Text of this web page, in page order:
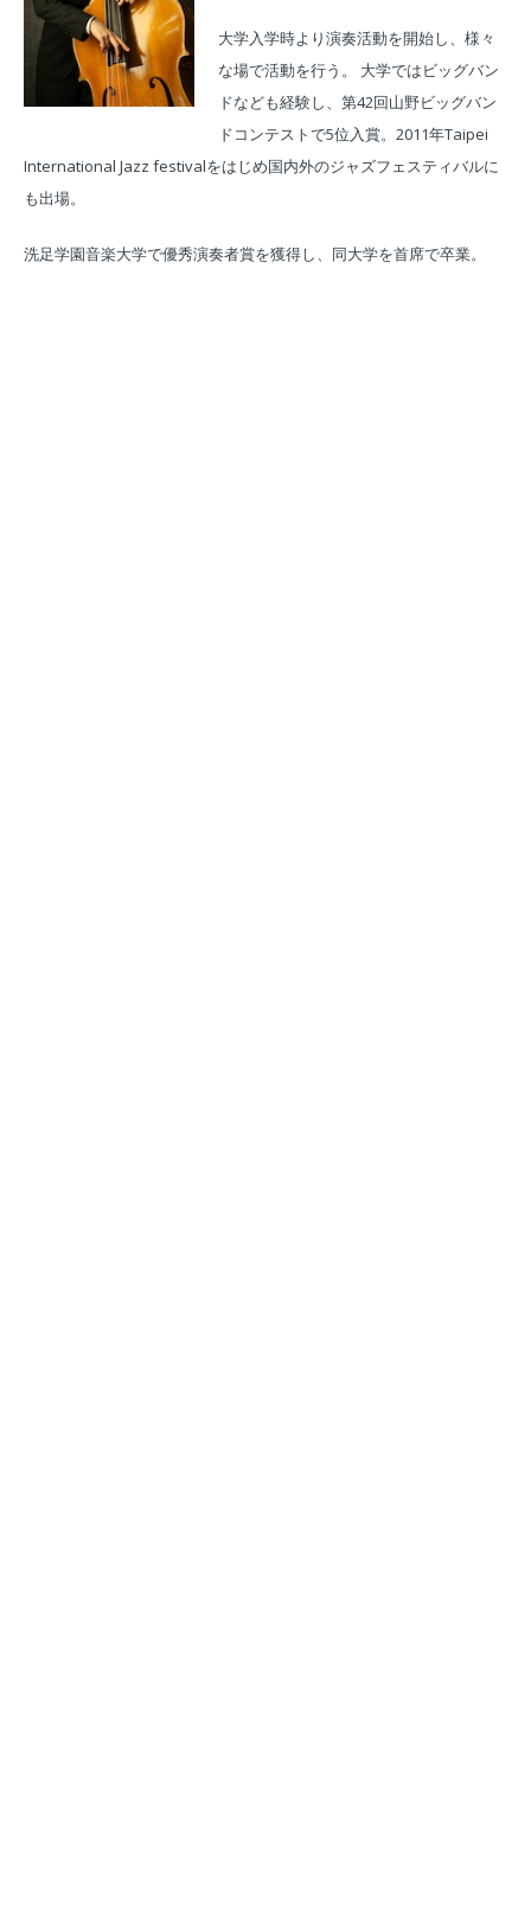
大学入学時より演奏活動を開始し、様々
な場で活動を行う。 大学ではビッグバン
ドなども経験し、第42回山野ビッグバン
ドコンテストで5位入賞。2011年Taipei
International Jazz festivalをはじめ国内外のジャズフェスティバルに
も出場。
洗足学園音楽大学で優秀演奏者賞を獲得し、同大学を首席で卒業。